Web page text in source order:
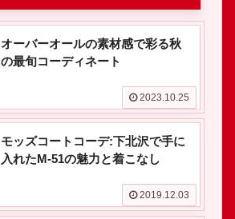
オーバーオールの素材感で彩る秋
の最旬コーディネート
2023.10.25
モッズコートコーデ:下北沢で手に
入れたM-51の魅力と着こなし
2019.12.03